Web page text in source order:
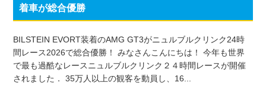
着車が総合優勝
BILSTEIN EVORT装着のAMG GT3がニュルブルクリンク24時
間レース2026で総合優勝！ みなさんこんにちは！ 今年も世界
で最も過酷なレースニュルブルクリンク２４時間レースが開催
されました． 35万人以上の観客を動員し、16...